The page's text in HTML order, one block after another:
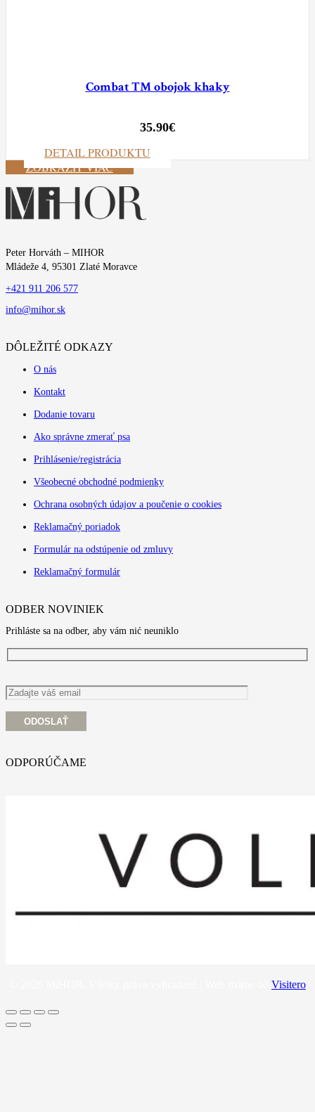
Combat TM obojok khaky
35.90€
DETAIL PRODUKTU
ZOBRAZIŤ VIAC
Peter Horváth – MIHOR
Mládeže 4, 95301 Zlaté Moravce
+421 911 206 577
info@mihor.sk
DÔLEŽITÉ ODKAZY
O nás
Kontakt
Dodanie tovaru
Ako správne zmerať psa
Prihlásenie/registrácia
Všeobecné obchodné podmienky
Ochrana osobných údajov a poučenie o cookies
Reklamačný poriadok
Formulár na odstúpenie od zmluvy
Reklamačný formulár
ODBER NOVINIEK
Prihláste sa na odber, aby vám nić neuniklo
ODPORÚČAME
Visitero